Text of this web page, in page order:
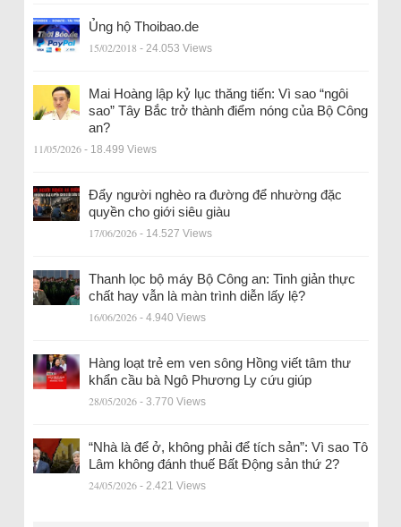
Ủng hộ Thoibao.de
15/02/2018 - 24.053 Views
Mai Hoàng lập kỷ lục thăng tiến: Vì sao “ngôi
sao” Tây Bắc trở thành điểm nóng của Bộ Công
an?
11/05/2026 - 18.499 Views
Đẩy người nghèo ra đường để nhường đặc
quyền cho giới siêu giàu
17/06/2026 - 14.527 Views
Thanh lọc bộ máy Bộ Công an: Tinh giản thực
chất hay vẫn là màn trình diễn lấy lệ?
16/06/2026 - 4.940 Views
Hàng loạt trẻ em ven sông Hồng viết tâm thư
khẩn cầu bà Ngô Phương Ly cứu giúp
28/05/2026 - 3.770 Views
“Nhà là để ở, không phải để tích sản”: Vì sao Tô
Lâm không đánh thuế Bất Động sản thứ 2?
24/05/2026 - 2.421 Views